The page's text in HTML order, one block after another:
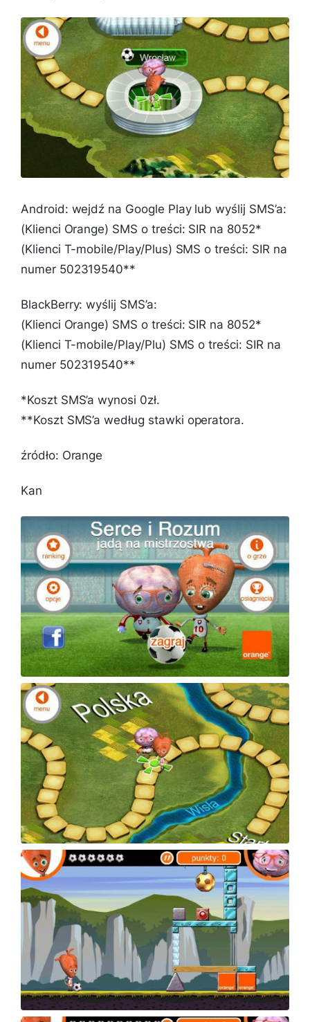
Android: wejdź na Google Play lub wyślij SMS’a:
(Klienci Orange) SMS o treści: SIR na 8052*
(Klienci T-mobile/Play/Plus) SMS o treści: SIR na
numer 502319540**
BlackBerry: wyślij SMS’a:
(Klienci Orange) SMS o treści: SIR na 8052*
(Klienci T-mobile/Play/Plu) SMS o treści: SIR na
numer 502319540**
*Koszt SMS’a wynosi 0zł.
**Koszt SMS’a według stawki operatora.
źródło: Orange
Kan